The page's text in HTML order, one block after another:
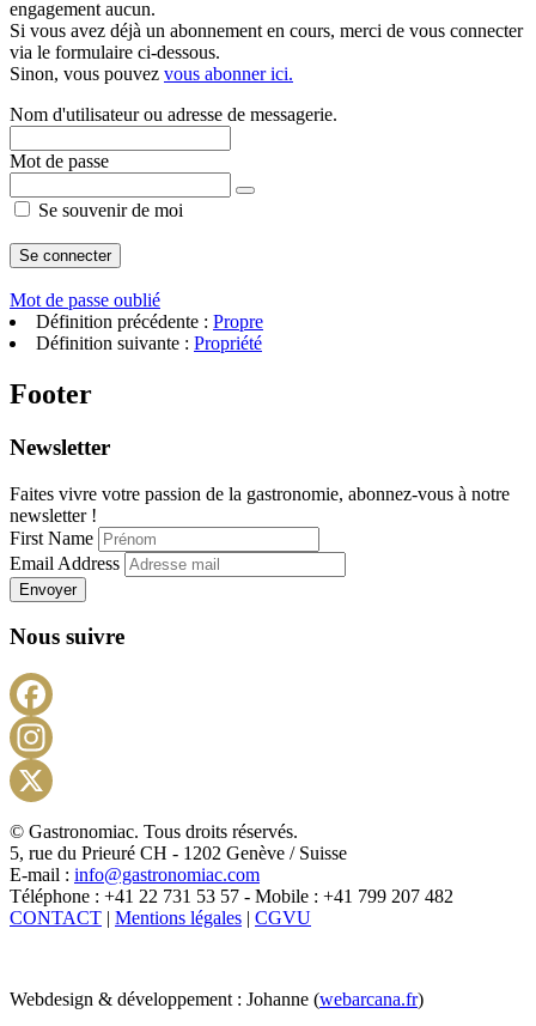
engagement aucun.
Si vous avez déjà un abonnement en cours, merci de vous connecter
via le formulaire ci-dessous.
Sinon, vous pouvez vous abonner ici.
Nom d'utilisateur ou adresse de messagerie.
Mot de passe
Se souvenir de moi
Mot de passe oublié
Définition précédente : Propre
Définition suivante : Propriété
Footer
Newsletter
Faites vivre votre passion de la gastronomie, abonnez-vous à notre
newsletter !
First Name
Email Address
Envoyer
Nous suivre
X
© Gastronomiac. Tous droits réservés.
5, rue du Prieuré CH - 1202 Genève / Suisse
E-mail : info@gastronomiac.com
Téléphone : +41 22 731 53 57 - Mobile : +41 799 207 482
CONTACT | Mentions légales | CGVU
Webdesign & développement : Johanne (webarcana.fr)